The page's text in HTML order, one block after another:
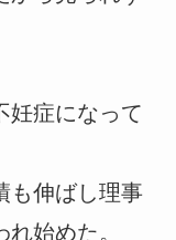
妊症になって
も伸ばし理事
始めた。